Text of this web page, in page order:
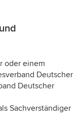
oder einem
Deutscher
Deutscher
Sachverständiger